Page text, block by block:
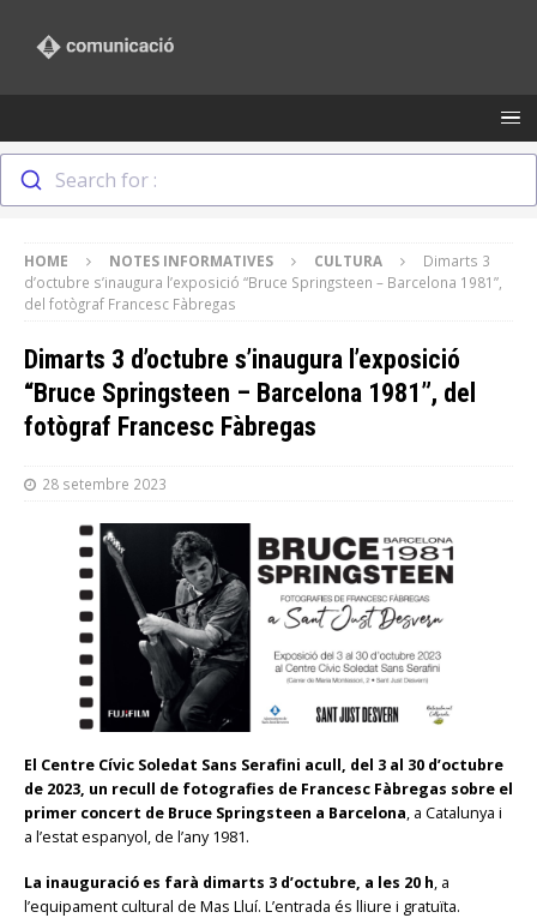
Search for :
HOME NOTES INFORMATIVES CULTURA
Dimarts 3
d’octubre s’inaugura l’exposició “Bruce Springsteen – Barcelona 1981”,
del fotògraf Francesc Fàbregas
Dimarts 3 d’octubre s’inaugura l’exposició
“Bruce Springsteen – Barcelona 1981”, del
fotògraf Francesc Fàbregas
28 setembre 2023
El Centre Cívic Soledat Sans Serafini acull, del 3 al 30 d’octubre
de 2023, un recull de fotografies de Francesc Fàbregas sobre el
primer concert de Bruce Springsteen a Barcelona, a Catalunya i
a l’estat espanyol, de l’any 1981.
La inauguració es farà dimarts 3 d’octubre, a les 20 h, a
l’equipament cultural de Mas Lluí. L’entrada és lliure i gratuïta.